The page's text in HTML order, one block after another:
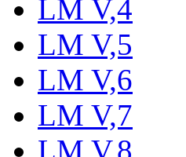
LM V,4
LM V,5
LM V,6
LM V,7
LM V,8